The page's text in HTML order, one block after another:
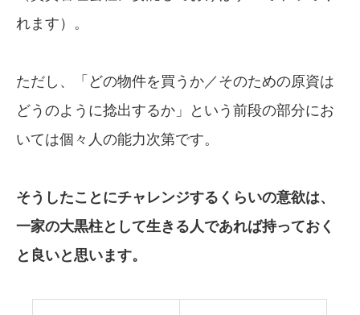
れます）。
ただし、「どの物件を買うか／そのための原資は
どうのように捻出するか」という前段の部分にお
いては個々人の能力次第です。
そうしたことにチャレンジするくらいの意欲は、
一家の大黒柱として生きる人であれば持っておく
と良いと思います。